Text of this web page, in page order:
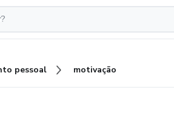
pessoal motivação